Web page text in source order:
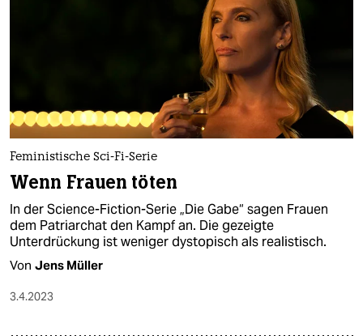
Feministische Sci-Fi-Serie
Wenn Frauen töten
In der Science-Fiction-Serie „Die Gabe“ sagen Frauen
dem Patriarchat den Kampf an. Die gezeigte
Unterdrückung ist weniger dystopisch als realistisch.
Von Jens Müller
3.4.2023